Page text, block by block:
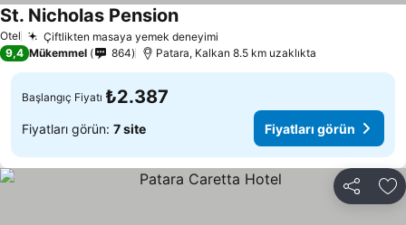
Otel Çiftlikten masaya yemek deneyimi
St. Nicholas PensionFiyatları görün
9,4 Mükemmel 864 Patara, Kalkan 8.5 km uzaklıkta
Başlangıç Fiyatı ₺2.387
Fiyatları görün: 7 site Fiyatları görün
Paylaş